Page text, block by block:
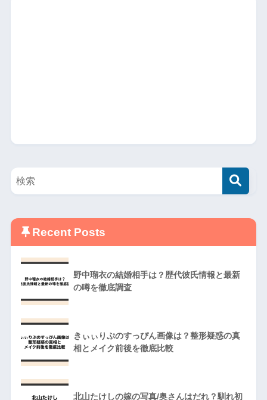
Recent Posts
野中瑠衣の結婚相手は？歴代彼氏情報と最新
の噂を徹底調査
きぃぃりぷのすっぴん画像は？整形疑惑の真
相とメイク前後を徹底比較
北山たけしの嫁の写真/奥さんはだれ？馴れ初